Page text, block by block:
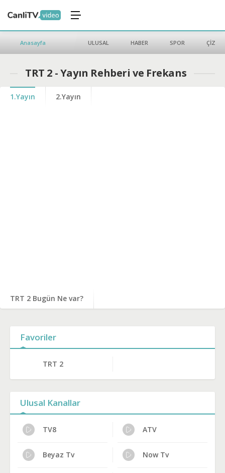
Anasayfa ULUSAL HABER SPOR ÇİZGİ
TRT 2 - Yayın Rehberi ve Frekans
1.Yayın 2.Yayın
TRT 2 Bugün Ne var?
Favoriler
TRT 2
Ulusal Kanallar
TV8 ATV
Beyaz Tv Now Tv